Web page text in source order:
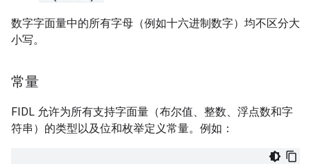
数字字面量中的所有字母（例如十六进制数字）均不区分大
小写。
常量
FIDL 允许为所有支持字面量（布尔值、整数、浮点数和字
符串）的类型以及位和枚举定义常量。例如：